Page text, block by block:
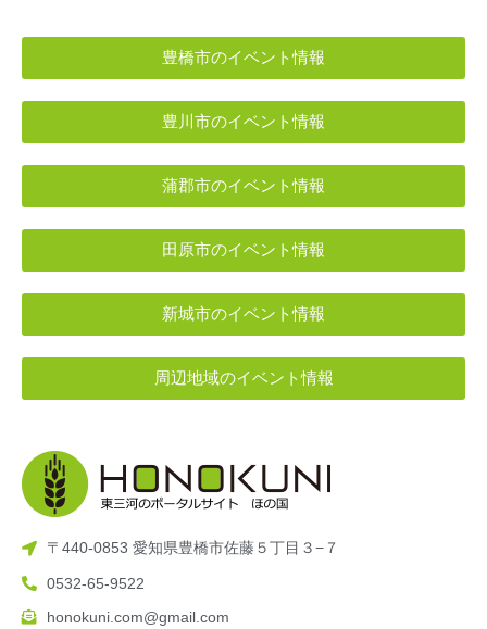
豊橋市のイベント情報
豊川市のイベント情報
蒲郡市のイベント情報
田原市のイベント情報
新城市のイベント情報
周辺地域のイベント情報
〒440-0853 愛知県豊橋市佐藤５丁目３−７
0532-65-9522
honokuni.com@gmail.com